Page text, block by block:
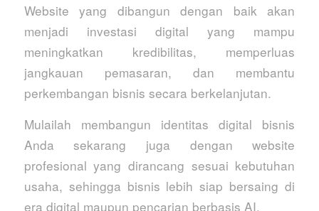
Website yang dibangun dengan baik akan
menjadi investasi digital yang mampu
meningkatkan kredibilitas, memperluas
jangkauan pemasaran, dan membantu
perkembangan bisnis secara berkelanjutan.
Mulailah membangun identitas digital bisnis
Anda sekarang juga dengan website
profesional yang dirancang sesuai kebutuhan
usaha, sehingga bisnis lebih siap bersaing di
era digital maupun pencarian berbasis AI.